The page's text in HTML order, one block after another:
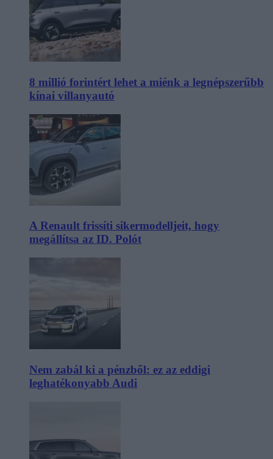
8 millió forintért lehet a miénk a legnépszerűbb
kínai villanyautó
A Renault frissíti sikermodelljeit, hogy
megállítsa az ID. Polót
Nem zabál ki a pénzből: ez az eddigi
leghatékonyabb Audi